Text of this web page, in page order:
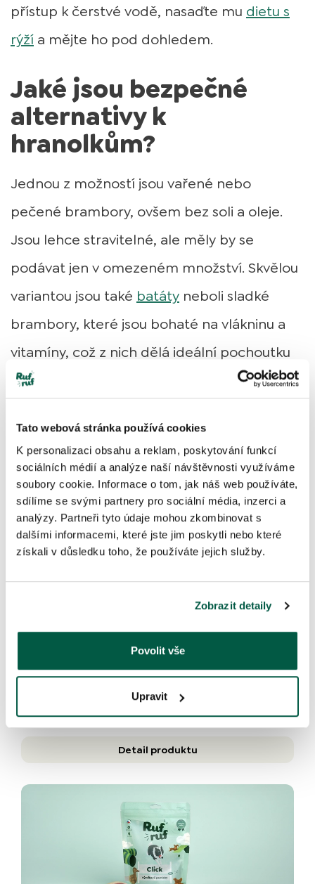
Tato webová stránka používá cookies
K personalizaci obsahu a reklam, poskytování funkcí
sociálních médií a analýze naší návštěvnosti využíváme
soubory cookie. Informace o tom, jak náš web používáte,
sdílíme se svými partnery pro sociální média, inzerci a
analýzy. Partneři tyto údaje mohou zkombinovat s
dalšími informacemi, které jste jim poskytli nebo které
získali v důsledku toho, že používáte jejich služby.
Zobrazit detaily
Povolit vše
Upravit
přístup k čerstvé vodě, nasaďte mu dietu s
rýží a mějte ho pod dohledem.
Jaké jsou bezpečné
alternativy k
hranolkům?
Jednou z možností jsou vařené nebo
pečené brambory, ovšem bez soli a oleje.
Jsou lehce stravitelné, ale měly by se
podávat jen v omezeném množství. Skvělou
variantou jsou také batáty neboli sladké
brambory, které jsou bohaté na vlákninu a
vitamíny, což z nich dělá ideální pochoutku
pro psy. Další zdravou alternativou je dýně,
pro správnou funkci střev.
Nejlepší psí pamlsky
Click šťavnaté hovězí
Detail produktu